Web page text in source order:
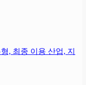
, 최종 이용 산업, 지